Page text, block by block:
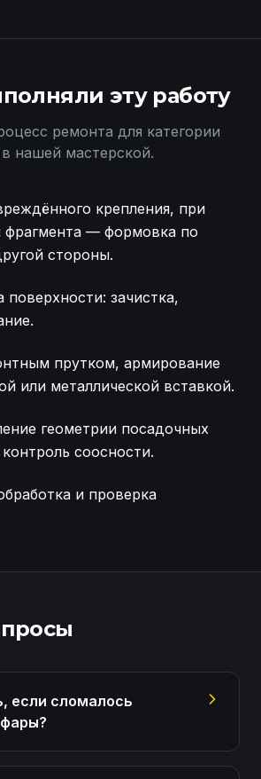
эту работу
ремонта для категории
в нашей мастерской.
крепления, при
фрагмента — формовка по
стороны.
поверхности: зачистка,
прутком, армирование
или металлической вставкой.
геометрии посадочных
соосности.
и проверка
если сломалось